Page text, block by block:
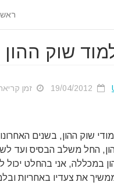
שוק ההון
זמן קריאה
שוק ההון, בשנים
החל משלב הבסיס ועד
במכללה, אני בהחלט
את צעדיו באחריות